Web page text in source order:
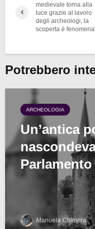
medievale torna alla
luce grazie al lavoro
degli archeologi, la
scoperta è
Potrebbero
ARCHEOLOGIA
Un’antica
Parlamento
Manuela Chimera